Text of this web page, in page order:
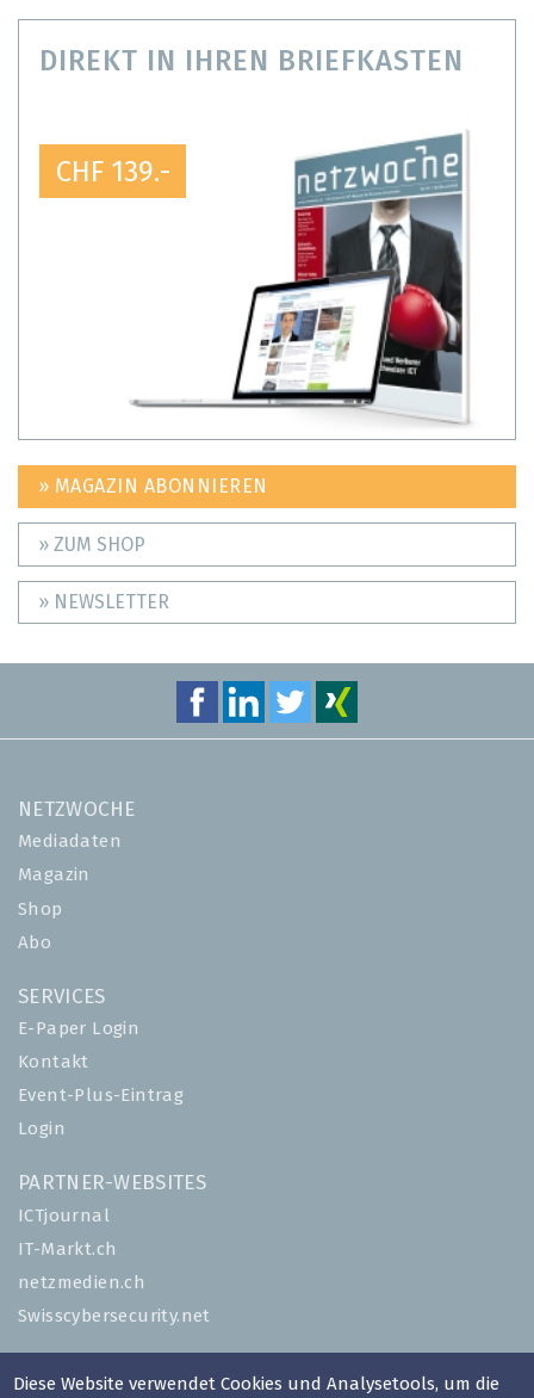
DIREKT IN IHREN BRIEFKASTEN
CHF 139.-
» MAGAZIN ABONNIEREN
» ZUM SHOP
» NEWSLETTER
NETZWOCHE
Mediadaten
Magazin
Shop
Abo
SERVICES
E-Paper Login
Kontakt
Event-Plus-Eintrag
Login
PARTNER-WEBSITES
ICTjournal
IT-Markt.ch
netzmedien.ch
Swisscybersecurity.net
Diese Website verwendet Cookies und Analysetools, um die